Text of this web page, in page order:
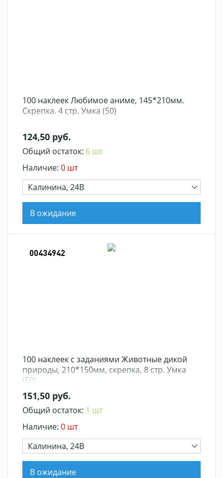
100 наклеек Любимое аниме, 145*210мм.
Скрепка. 4 стр. Умка (50)
124,50 руб.
Общий остаток: 6 шт
Наличие: 0 шт
Калинина, 24В
В ожидание
00434942
100 наклеек с заданиями Животные дикой
природы, 210*150мм, скрепка, 8 стр. Умка
(50)
151,50 руб.
Общий остаток: 1 шт
Наличие: 0 шт
Калинина, 24В
В ожидание